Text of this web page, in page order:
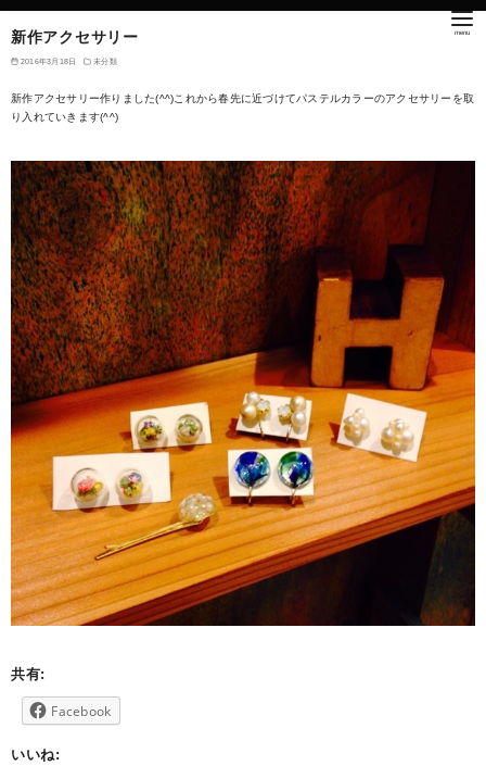
新作アクセサリー
2016年3月18日 未分類
新作アクセサリー作りました(^^)これから春先に近づけてパステルカラーのアクセサリーを取
り入れていきます(^^)
共有:
Facebook
いいね: